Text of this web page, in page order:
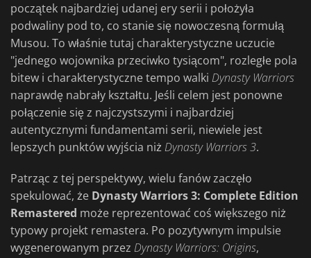
początek najbardziej udanej ery serii i położyła
podwaliny pod to, co stanie się nowoczesną formułą
Musou. To właśnie tutaj charakterystyczne uczucie
"jednego wojownika przeciwko tysiącom", rozległe pola
bitew i charakterystyczne tempo walki Dynasty Warriors
naprawdę nabrały kształtu. Jeśli celem jest ponowne
połączenie się z najczystszymi i najbardziej
autentycznymi fundamentami serii, niewiele jest
lepszych punktów wyjścia niżDynasty Warriors 3.
Patrząc z tej perspektywy, wielu fanów zaczęło
spekulować, że Dynasty Warriors 3: Complete Edition
Remastered może reprezentować coś większego niż
typowy projekt remastera. Po pozytywnym impulsie
wygenerowanym przez Dynasty Warriors: Origins,